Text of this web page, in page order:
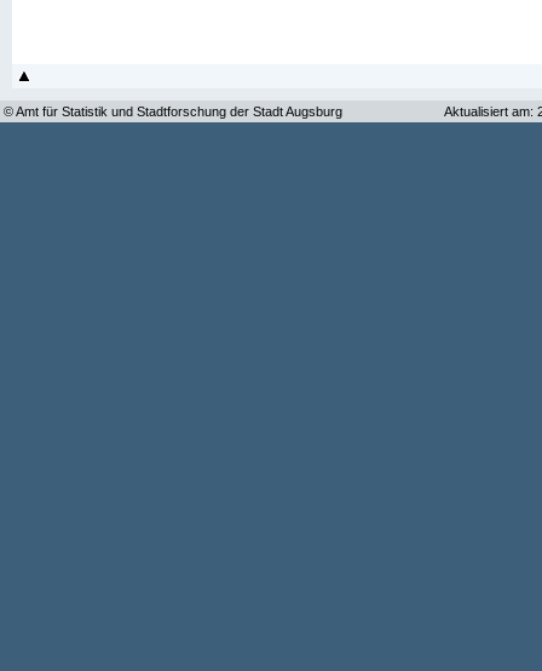
© Amt für Statistik und Stadtforschung der Stadt Augsburg Aktualisiert am: